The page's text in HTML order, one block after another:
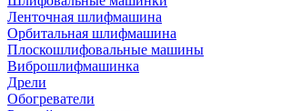
Ленточная шлифмашина
Орбитальная шлифмашина
Плоскошлифовальные машины
Виброшлифмашинка
Дрели
Обогреватели